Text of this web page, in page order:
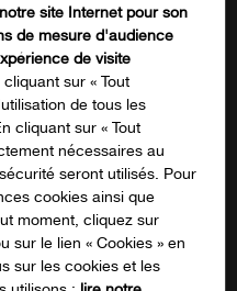
fins de
newsletter
site Internet pour son
de mesure d'audience
de visite
cliquant sur « Tout
de tous les
cliquant sur « Tout
nécessaires au
seront utilisés. Pour
cookies ainsi que
moment, cliquez sur
sur le lien « Cookies » en
sur les cookies et les